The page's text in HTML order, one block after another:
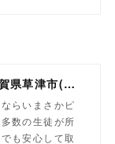
いまさかピアノ教室 | 滋賀県草津市(南草津)のピアノ教室
らいまさかピ
数の生徒が所
も安心して取